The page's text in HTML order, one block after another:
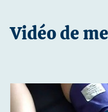
Vidéo de